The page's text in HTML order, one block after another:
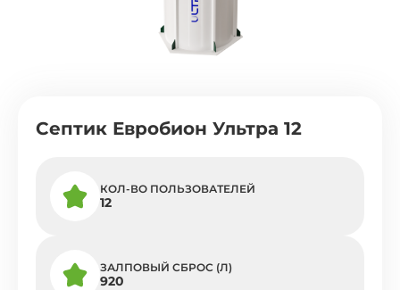
Септик Евробион Ультра 12
КОЛ-ВО ПОЛЬЗОВАТЕЛЕЙ
12
ЗАЛПОВЫЙ СБРОС (Л)
920